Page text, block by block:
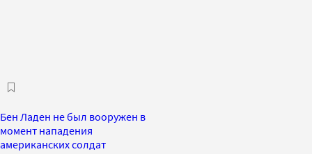
Бен Ладен не был вооружен в
момент нападения
американских солдат